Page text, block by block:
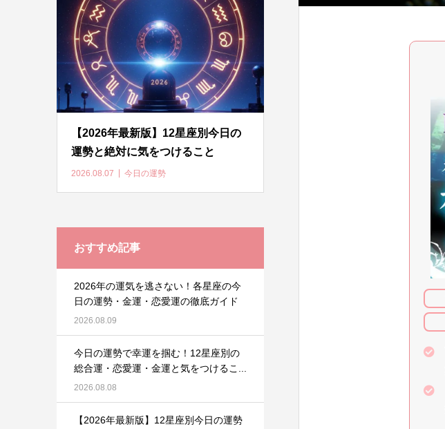
【2026年最新版】12星座別今日の
運勢と絶対に気をつけること
2026.08.07 今日の運勢
おすすめ記事
2026年の運気を逃さない！各星座の今
日の運勢・金運・恋愛運の徹底ガイド
2026.08.09
今日の運勢で幸運を掴む！12星座別の
総合運・恋愛運・金運と気をつけるこ...
2026.08.08
【2026年最新版】12星座別今日の運勢